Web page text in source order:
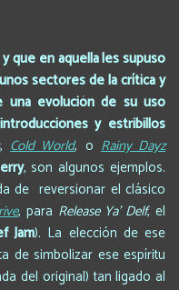
que en aquella les supuso
sectores de la crítica y
una evolución de su uso
y estribillos
,Cold World, o Rainy Dayz
, son algunos ejemplos.
de reversionar el clásico
, para Release Ya’ Delf, el
Jam). La elección de ese
de simbolizar ese espíritu
del original) tan ligado al